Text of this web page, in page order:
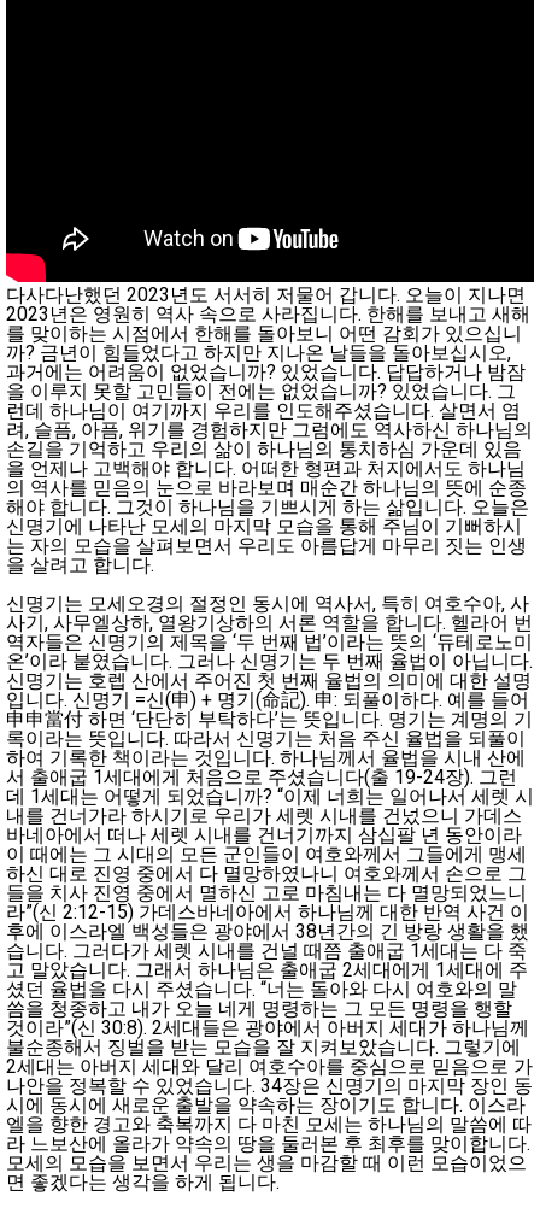
다사다난했던 2023년도 서서히 저물어 갑니다. 오늘이 지나면
2023년은 영원히 역사 속으로 사라집니다. 한해를 보내고 새해
를 맞이하는 시점에서 한해를 돌아보니 어떤 감회가 있으십니
까? 금년이 힘들었다고 하지만 지나온 날들을 돌아보십시오,
과거에는 어려움이 없었습니까? 있었습니다. 답답하거나 밤잠
을 이루지 못할 고민들이 전에는 없었습니까? 있었습니다. 그
런데 하나님이 여기까지 우리를 인도해주셨습니다. 살면서 염
려, 슬픔, 아픔, 위기를 경험하지만 그럼에도 역사하신 하나님의
손길을 기억하고 우리의 삶이 하나님의 통치하심 가운데 있음
을 언제나 고백해야 합니다. 어떠한 형편과 처지에서도 하나님
의 역사를 믿음의 눈으로 바라보며 매순간 하나님의 뜻에 순종
해야 합니다. 그것이 하나님을 기쁘시게 하는 삶입니다. 오늘은
신명기에 나타난 모세의 마지막 모습을 통해 주님이 기뻐하시
는 자의 모습을 살펴보면서 우리도 아름답게 마무리 짓는 인생
을 살려고 합니다.
신명기는 모세오경의 절정인 동시에 역사서, 특히 여호수아, 사
사기, 사무엘상하, 열왕기상하의 서론 역할을 합니다. 헬라어 번
역자들은 신명기의 제목을 ‘두 번째 법’이라는 뜻의 ‘듀테로노미
온’이라 붙였습니다. 그러나 신명기는 두 번째 율법이 아닙니다.
신명기는 호렙 산에서 주어진 첫 번째 율법의 의미에 대한 설명
입니다. 신명기 =신(申) + 명기(命記). 申: 되풀이하다. 예를 들어
申申當付 하면 ‘단단히 부탁하다’는 뜻입니다. 명기는 계명의 기
록이라는 뜻입니다. 따라서 신명기는 처음 주신 율법을 되풀이
하여 기록한 책이라는 것입니다. 하나님께서 율법을 시내 산에
서 출애굽 1세대에게 처음으로 주셨습니다(출 19-24장). 그런
데 1세대는 어떻게 되었습니까? “이제 너희는 일어나서 세렛 시
내를 건너가라 하시기로 우리가 세렛 시내를 건넜으니 가데스
바네아에서 떠나 세렛 시내를 건너기까지 삼십팔 년 동안이라
이 때에는 그 시대의 모든 군인들이 여호와께서 그들에게 맹세
하신 대로 진영 중에서 다 멸망하였나니 여호와께서 손으로 그
들을 치사 진영 중에서 멸하신 고로 마침내는 다 멸망되었느니
라”(신 2:12-15) 가데스바네아에서 하나님께 대한 반역 사건 이
후에 이스라엘 백성들은 광야에서 38년간의 긴 방랑 생활을 했
습니다. 그러다가 세렛 시내를 건널 때쯤 출애굽 1세대는 다 죽
고 말았습니다. 그래서 하나님은 출애굽 2세대에게 1세대에 주
셨던 율법을 다시 주셨습니다. “너는 돌아와 다시 여호와의 말
씀을 청종하고 내가 오늘 네게 명령하는 그 모든 명령을 행할
것이라”(신 30:8). 2세대들은 광야에서 아버지 세대가 하나님께
불순종해서 징벌을 받는 모습을 잘 지켜보았습니다. 그렇기에
2세대는 아버지 세대와 달리 여호수아를 중심으로 믿음으로 가
나안을 정복할 수 있었습니다. 34장은 신명기의 마지막 장인 동
시에 동시에 새로운 출발을 약속하는 장이기도 합니다. 이스라
엘을 향한 경고와 축복까지 다 마친 모세는 하나님의 말씀에 따
라 느보산에 올라가 약속의 땅을 둘러본 후 최후를 맞이합니다.
모세의 모습을 보면서 우리는 생을 마감할 때 이런 모습이었으
면 좋겠다는 생각을 하게 됩니다.